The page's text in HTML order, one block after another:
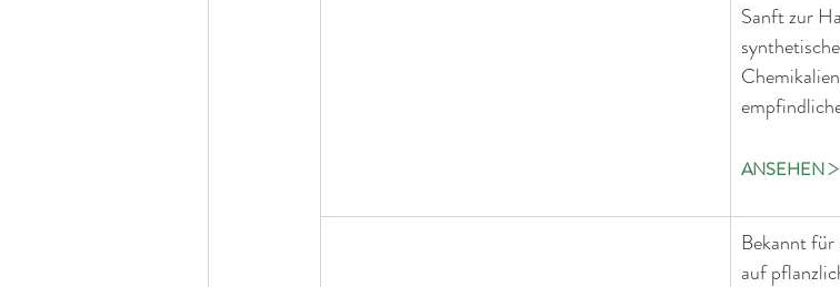
Sanft zur
ANSEHEN>
Bekannt
auf